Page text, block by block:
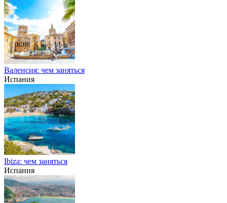
Валенсия: чем заняться
Испания
Ibiza: чем заняться
Испания